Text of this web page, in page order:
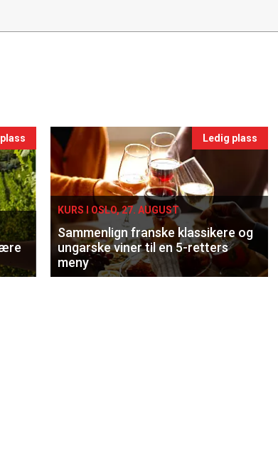
Ledig plass
KURS I OSLO, 27. AUGUST
Sammenlign franske klassikere og
ungarske viner til en 5-retters
meny